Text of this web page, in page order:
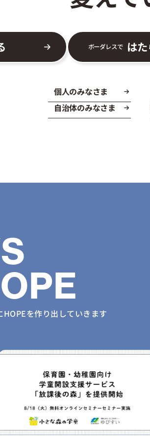
ボーダレスで はた
個人のみなさま
自治体のみなさま
HOPEを作り出していきます